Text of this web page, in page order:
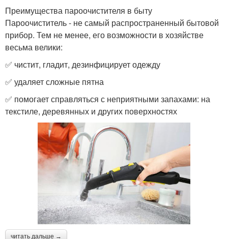
Преимущества пароочистителя в быту
Пароочиститель - не самый распространенный бытовой
прибор. Тем не менее, его возможности в хозяйстве
весьма велики:
✅ чистит, гладит, дезинфицирует одежду
✅ удаляет сложные пятна
✅ помогает справляться с неприятными запахами: на
текстиле, деревянных и других поверхностях
читать дальше →